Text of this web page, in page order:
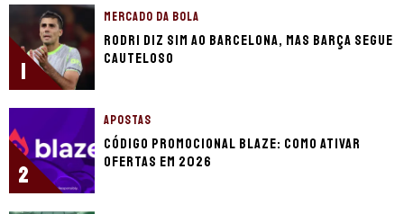
1
MERCADO DA BOLA
Rodri diz sim ao Barcelona, mas Barça segue
cauteloso
2
APOSTAS
Código promocional Blaze: como ativar
ofertas em 2026